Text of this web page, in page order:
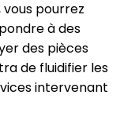
pourrez
à des
des pièces
de fluidifier les
intervenant